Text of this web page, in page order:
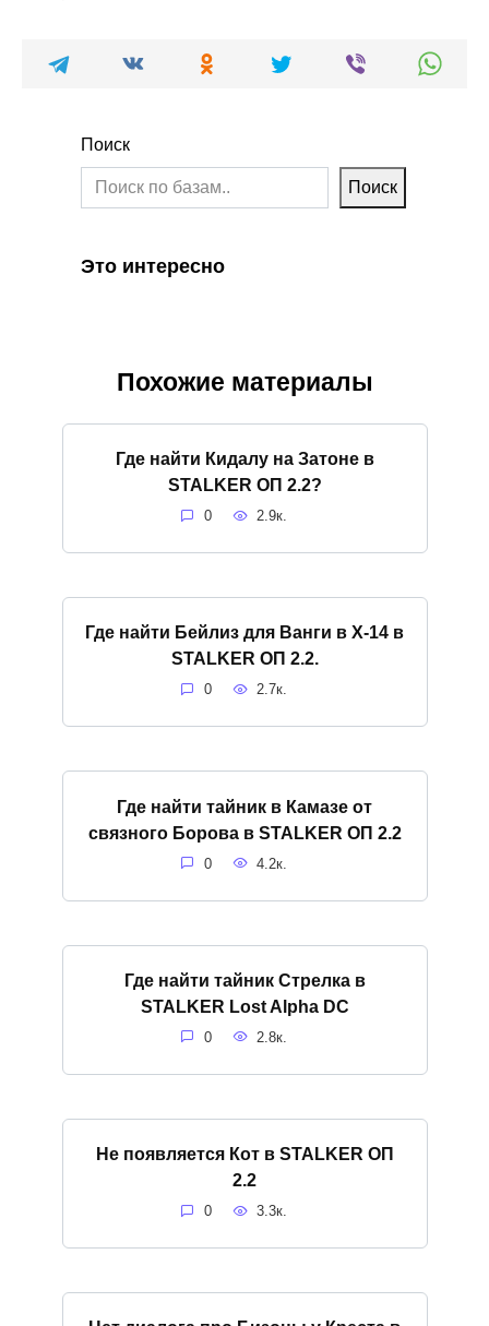
Поиск
Поиск
Это интересно
Похожие материалы
Где найти Кидалу на Затоне в
STALKER ОП 2.2?
0 2.9к.
Где найти Бейлиз для Ванги в X-14 в
STALKER ОП 2.2.
0 2.7к.
Где найти тайник в Камазе от
связного Борова в STALKER ОП 2.2
0 4.2к.
Где найти тайник Стрелка в
STALKER Lost Alpha DC
0 2.8к.
Не появляется Кот в STALKER ОП
2.2
0 3.3к.